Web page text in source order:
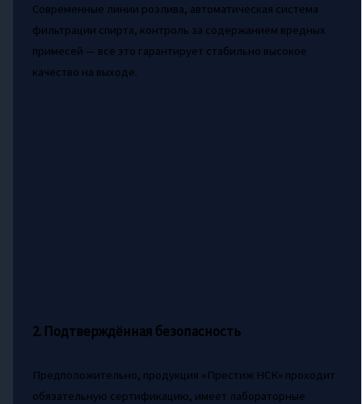
Современные линии розлива, автоматическая система
фильтрации спирта, контроль за содержанием вредных
примесей — всё это гарантирует стабильно высокое
качество на выходе.
2. Подтверждённая безопасность
Предположительно, продукция «Престиж НСК» проходит
обязательную сертификацию, имеет лабораторные